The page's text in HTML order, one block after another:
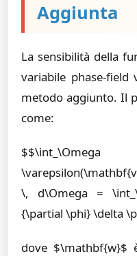
Aggiunta
La sensibilità della
variabile phase-field
metodo aggiunto. Il
come:
\, d\Omega =
{\partial \phi} \delta
dove $\mathbf{w}$